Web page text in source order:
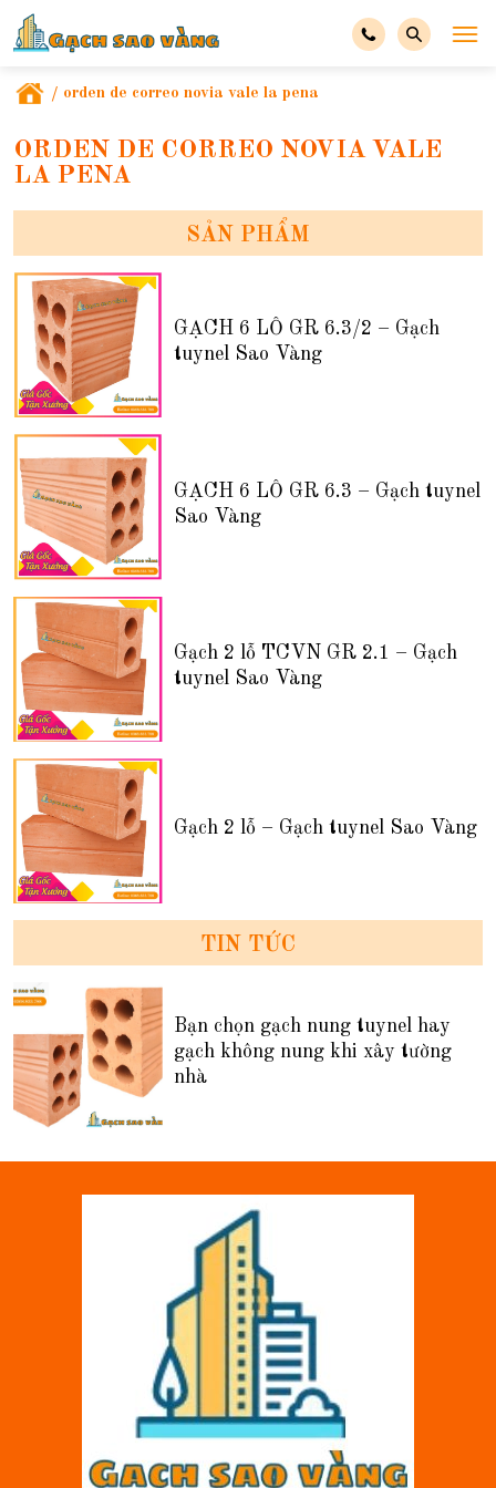
/ orden de correo novia vale la pena
ORDEN DE CORREO NOVIA VALE
LA PENA
SẢN PHẨM
GẠCH 6 LỖ GR 6.3/2 – Gạch
tuynel Sao Vàng
GẠCH 6 LỖ GR 6.3 – Gạch tuynel
Sao Vàng
Gạch 2 lỗ TCVN GR 2.1 – Gạch
tuynel Sao Vàng
Gạch 2 lỗ – Gạch tuynel Sao Vàng
TIN TỨC
Bạn chọn gạch nung tuynel hay
gạch không nung khi xây tường
nhà